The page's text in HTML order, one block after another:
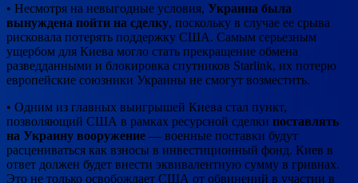
• Несмотря на невыгодные условия, Украина была
вынуждена пойти на сделку, поскольку в случае ее срыва
рисковала потерять поддержку США. Самым серьезным
ущербом для Киева могло стать прекращение обмена
разведданными и блокировка спутников Starlink, их потерю
европейские союзники Украины не смогут возместить.
• Одним из главных выигрышей Киева стал пункт,
позволяющий США в рамках ресурсной сделки поставлять
на Украину вооружение — военные поставки будут
расцениваться как взносы в инвестиционный фонд. Киев в
ответ должен будет внести эквивалентную сумму в гривнах.
Это не только освобождает США от обвинений в участии в